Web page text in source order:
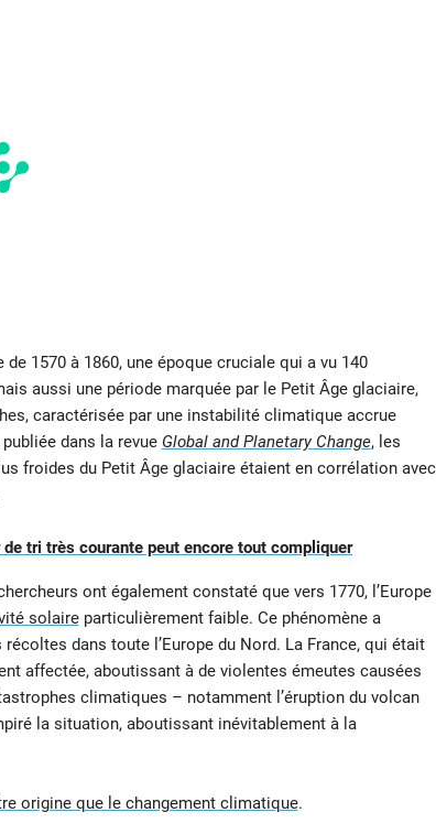
1570 à 1860, une époque cruciale qui a vu 140
aussi une période marquée par le Petit Âge glaciaire,
caractérisée par une instabilité climatique accrue
dans la revue Global and Planetary Change, les
froides du Petit Âge glaciaire étaient en corrélation avec
tri très courante peut encore tout compliquer
ont également constaté que vers 1770, l’Europe
solaireparticulièrement faible. Ce phénomène a
dans toute l’Europe du Nord. La France, qui était
affectée, aboutissant à de violentes émeutes causées
climatiques – notamment l’éruption du volcan
la situation, aboutissant inévitablement à la
origine que le changement climatique.